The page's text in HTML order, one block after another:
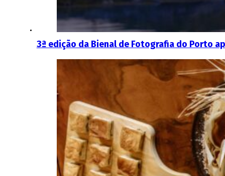
3ª edição da Bienal de Fotografia do Porto